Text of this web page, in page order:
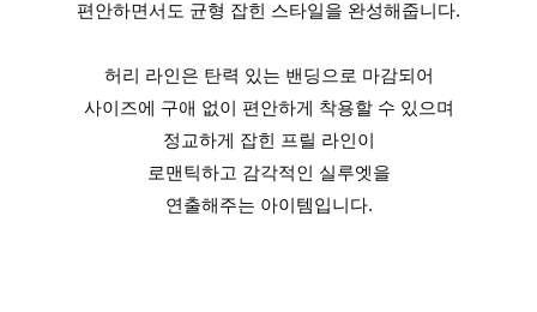
편안하면서도 균형 잡힌 스타일을 완성해줍니다.
허리 라인은 탄력 있는 밴딩으로 마감되어
사이즈에 구애 없이 편안하게 착용할 수 있으며
정교하게 잡힌 프릴 라인이
로맨틱하고 감각적인 실루엣을